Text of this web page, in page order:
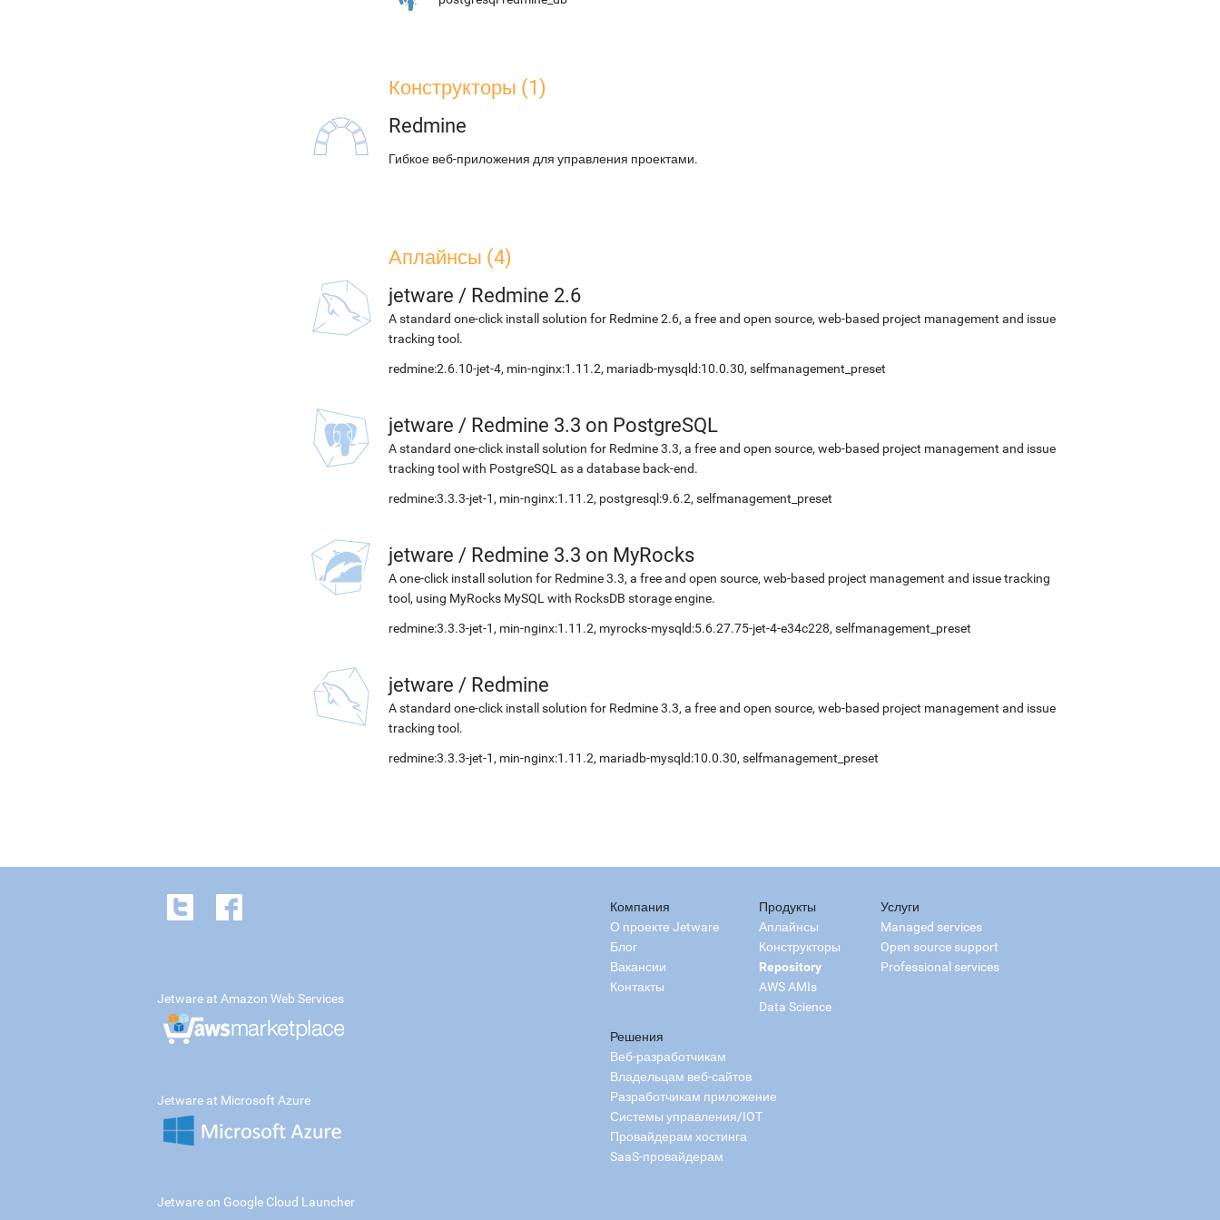
Конструкторы (1)
Redmine
Гибкое веб-приложения для управления проектами.
Аплайнсы (4)
jetware / Redmine 2.6
A standard one-click install solution for Redmine 2.6, a free and open source, web-based project management and issue
tracking tool.
redmine:2.6.10-jet-4, min-nginx:1.11.2, mariadb-mysqld:10.0.30, selfmanagement_preset
jetware / Redmine 3.3 on PostgreSQL
A standard one-click install solution for Redmine 3.3, a free and open source, web-based project management and issue
tracking tool with PostgreSQL as a database back-end.
redmine:3.3.3-jet-1, min-nginx:1.11.2, postgresql:9.6.2, selfmanagement_preset
jetware / Redmine 3.3 on MyRocks
A one-click install solution for Redmine 3.3, a free and open source, web-based project management and issue tracking
tool, using MyRocks MySQL with RocksDB storage engine.
redmine:3.3.3-jet-1, min-nginx:1.11.2, myrocks-mysqld:5.6.27.75-jet-4-e34c228, selfmanagement_preset
jetware / Redmine
A standard one-click install solution for Redmine 3.3, a free and open source, web-based project management and issue
tracking tool.
redmine:3.3.3-jet-1, min-nginx:1.11.2, mariadb-mysqld:10.0.30, selfmanagement_preset
Компания
О проекте Jetware
Блог
Вакансии
Контакты
Продукты
Аплайнсы
Конструкторы
Repository
AWS AMIs
Data Science
Услуги
Managed services
Open source support
Professional services
Решения
Веб-разработчикам
Владельцам веб-сайтов
Разработчикам приложение
Системы управления/IOT
Провайдерам хостинга
SaaS-провайдерам
Jetware at Amazon Web Services
Jetware at Microsoft Azure
Jetware on Google Cloud Launcher